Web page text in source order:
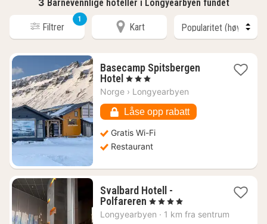
3 Barnevennlige hoteller i Longyearbyen fundet
Filtrer
1
Kart
Basecamp Spitsbergen
Hotel 1
natt
6064
kr.
, 3 Stjerner
Norge › Longyearbyen
Låse opp rabatt
Gratis Wi-Fi
Restaurant
Svalbard Hotell -
Polfareren 1
natt
, 4 Stjerner
Longyearbyen · 1 km fra sentrum